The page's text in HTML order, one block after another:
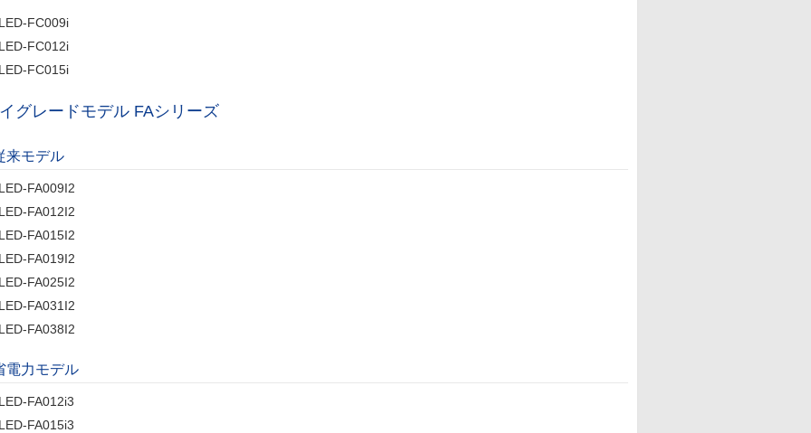
LED-FC009i
LED-FC012i
LED-FC015i
グレードモデル FAシリーズ
来モデル
LED-FA009I2
LED-FA012I2
LED-FA015I2
LED-FA019I2
LED-FA025I2
LED-FA031I2
LED-FA038I2
電力モデル
LED-FA012i3
LED-FA015i3